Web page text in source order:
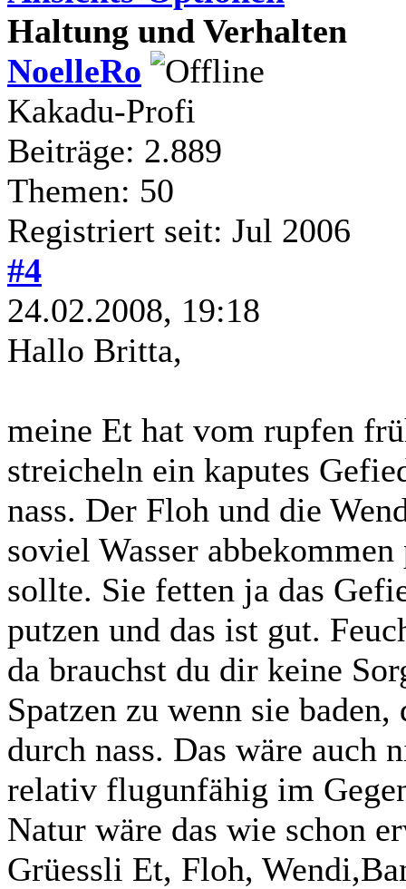
Haltung und Verhalten
NoelleRo
Kakadu-Profi
Beiträge: 2.889
Themen: 50
Registriert seit: Jul 2006
#4
24.02.2008, 19:18
Hallo Britta,
meine Et hat vom rupfen
streicheln ein kaputes
nass. Der Floh und die
soviel Wasser
sollte. Sie fetten ja das
putzen und das ist gut.
da brauchst du dir keine
Spatzen zu wenn sie
durch nass. Das wäre auch
relativ flugunfähig im
Natur wäre das wie schon
Grüessli Et, Floh,